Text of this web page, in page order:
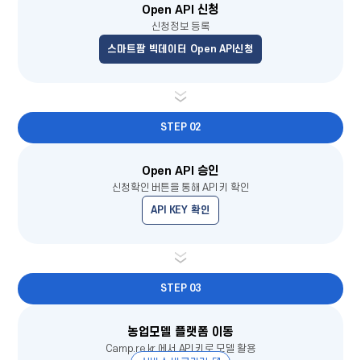
Open API 신청
신청정보 등록
스마트팜 빅데이터 Open API신청
STEP 02
Open API 승인
신청확인 버튼을 통해 API 키 확인
API KEY 확인
STEP 03
농업모델 플랫폼 이동
Camp.re.kr 에서 API 키로 모델 활용